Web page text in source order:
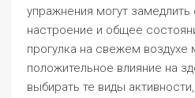
упражнения могут замедлить
настроение и общее
прогулка на свежем воздухе
положительное влияние на
выбирать те виды